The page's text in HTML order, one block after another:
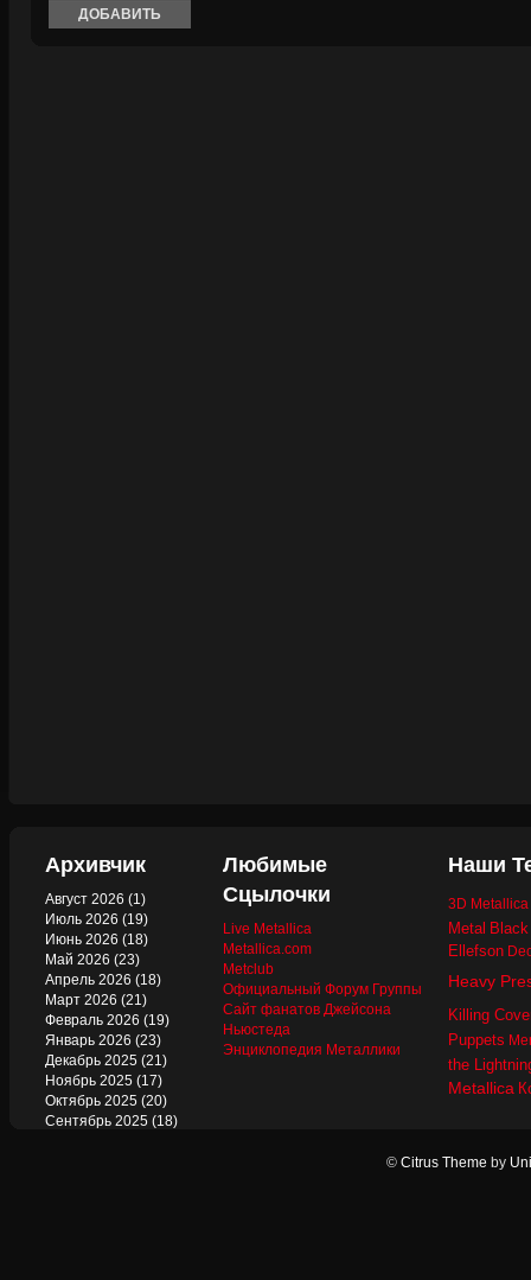
Архивчик
Август 2026 (1)
Июль 2026 (19)
Июнь 2026 (18)
Май 2026 (23)
Апрель 2026 (18)
Март 2026 (21)
Февраль 2026 (19)
Январь 2026 (23)
Декабрь 2025 (21)
Ноябрь 2025 (17)
Октябрь 2025 (20)
Сентябрь 2025 (18)
Любимые
Сцылочки
Live Metallica
Metallica.com
Metclub
Официальный Форум Группы
Сайт фанатов Джейсона
Ньюстеда
Энциклопедия Металлики
Наши
3D
Metal
Ellefson
Heavy
Killing
Puppets
the
Metallica
© Citrus Theme by